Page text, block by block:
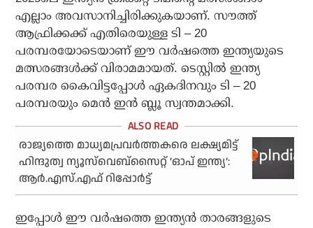
എല്ലാം അവസാനിച്ചിരിക്കുകയാണ്. സൗത്ത്
ആഫ്രിക്കക്ക് എതിരെയുള്ള ടി – 20
പരമ്പരയോടെയാണ് ഈ വര്‍ഷത്തെ ഇന്ത്യയുടെ
മത്സരങ്ങള്‍ക്ക് വിരാമമായത്. ടെസ്റ്റില്‍ ഇന്ത്യ
പരമ്പര കൈവിട്ടപ്പോള്‍ ഏകദിനവും ടി – 20
പരമ്പരയും മെന്‍ ഇന്‍ ബ്ലൂ സ്വന്തമാക്കി.
രാജ്യത്തെ മാധ്യമപ്രവർത്തകരെ ലക്ഷ്യമിട്ട്
ഹിന്ദുത്വ ന്യൂസ്‌വെബ്സൈറ്റ് ‘ഓപ് ഇന്ത്യ’:
ആർ.എസ്.എഫ് റിപ്പോർട്ട്
ഇപ്പോള്‍ ഈ വര്‍ഷത്തെ ഇന്ത്യന്‍ താരങ്ങളുടെ